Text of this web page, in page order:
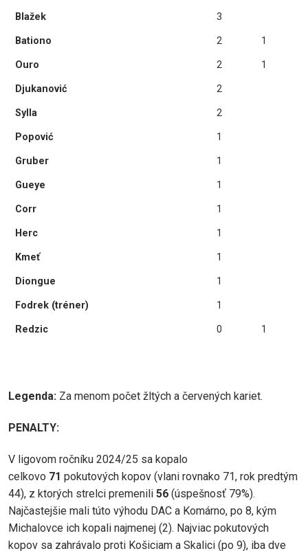
Blažek 3
Bationo 2 1
Ouro 2 1
Djukanović 2
Sylla 2
Popović 1
Gruber 1
Gueye 1
Corr 1
Herc 1
Kmeť 1
Diongue 1
Fodrek (tréner) 1
Redzic 0 1
Legenda: Za menom počet žltých a červených kariet.
PENALTY:
V ligovom ročníku 2024/25 sa kopalo
celkovo 71 pokutových kopov (vlani rovnako 71, rok predtým
44), z ktorých strelci premenili 56 (úspešnosť 79%).
Najčastejšie mali túto výhodu DAC a Komárno, po 8, kým
Michalovce ich kopali najmenej (2). Najviac pokutových
kopov sa zahrávalo proti Košiciam a Skalici (po 9), iba dve